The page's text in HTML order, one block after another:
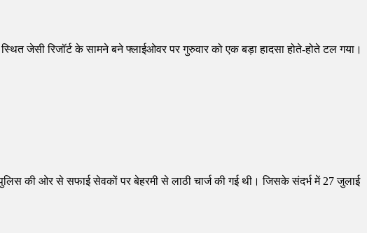
जेसी रिजॉर्ट के सामने बने फ्लाईओवर पर गुरुवार को एक बड़ा हादसा होते-होते टल गया।
की ओर से सफाई सेवकों पर बेहरमी से लाठी चार्ज की गई थी। जिसके संदर्भ में 27 जुलाई